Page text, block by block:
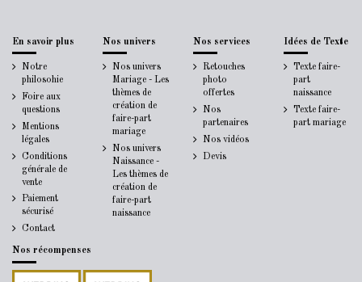
En savoir plus
Notre
philosohie
Foire aux
questions
Mentions
légales
Conditions
générale de
vente
Paiement
sécurisé
Contact
Nos univers
Nos univers
Mariage - Les
thèmes de
création de
faire-part
mariage
Nos univers
Naissance -
Les thèmes de
création de
faire-part
naissance
Nos services
Retouches
photo
offertes
Nos
partenaires
Nos vidéos
Devis
Idées de Texte
Texte faire-
part
naissance
Texte faire-
part mariage
Nos récompenses